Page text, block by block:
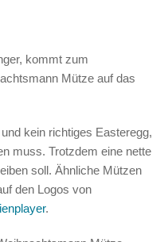
kommt zum
Mütze auf das
kein richtiges Easteregg,
muss. Trotzdem eine nette
soll. Ähnliche Mützen
den Logos von
.